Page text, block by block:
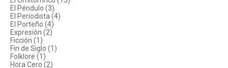
El Péndulo (3)
El Periodista (4)
El Porteño (4)
Expresión (2)
Ficción (1)
Fin de Siglo (1)
Folklore (1)
Hora Cero (2)